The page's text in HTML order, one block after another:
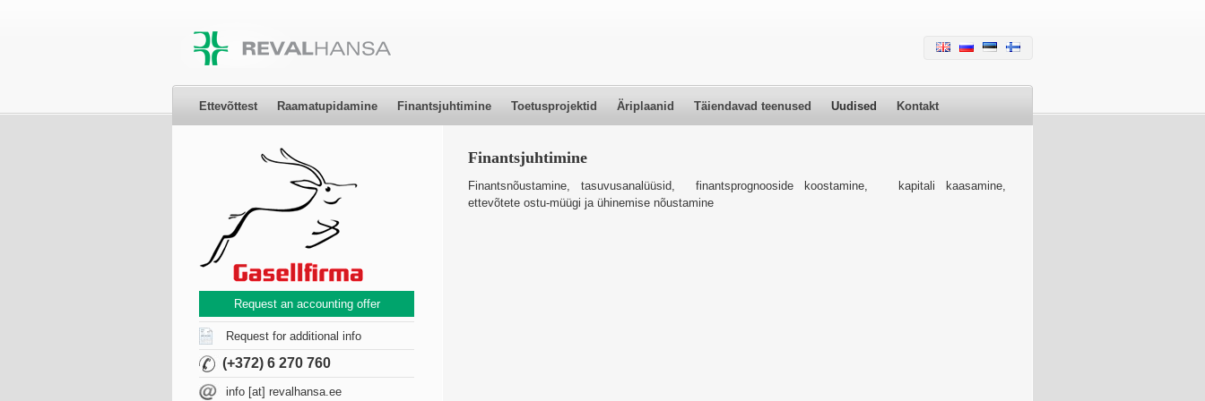
Ettevõttest Raamatupidamine Finantsjuhtimine Toetusprojektid Äriplaanid Täiendavad teenused Uudised Kontakt
Request an accounting offer
Request for additional info
(+372) 6 270 760
info [at] revalhansa.ee
Finantsjuhtimine
Finantsnõustamine, tasuvusanalüüsid, finantsprognooside koostamine, kapitali kaasamine,
ettevõtete ostu-müügi ja ühinemise nõustamine